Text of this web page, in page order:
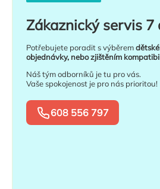
Zákaznický servis 7
Potřebujete poradit s výběrem
objednávky, nebo zjištěním
Náš tým odborníků je tu pro vás.
Vaše spokojenost je pro nás prioritou!
608 556 797